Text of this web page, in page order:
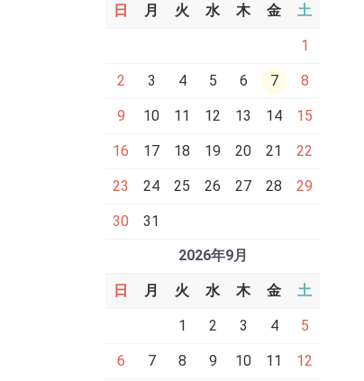
日 月 火 水 木 金 土
1
2 3 4 5 6 7 8
9 10 11 12 13 14 15
16 17 18 19 20 21 22
23 24 25 26 27 28 29
30
31
2026年9月
日 月 火 水 木 金 土
1 2 3 4 5
6 7 8 9 10 11 12